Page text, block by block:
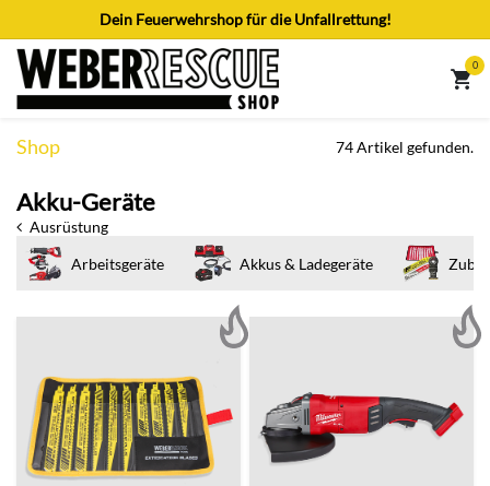
Zum Inhalt springenDein Feuerwehrshop für die Unfallrettung!
0
Shop 74 Artikel gefunden.
Akku-Geräte
Ausrüstung
Arbeitsgeräte
Akkus & Ladegeräte